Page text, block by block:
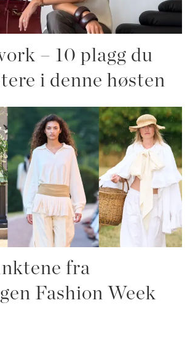
– 10 plagg du
i denne høsten
fra
Fashion Week